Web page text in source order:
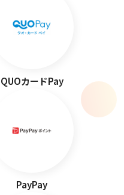
QUOカードPay
PayPay